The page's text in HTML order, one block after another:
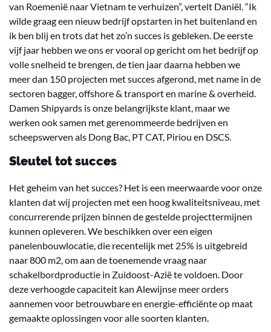
van Roemenië naar Vietnam te verhuizen”, vertelt Daniël. “Ik
wilde graag een nieuw bedrijf opstarten in het buitenland en
ik ben blij en trots dat het zo’n succes is gebleken. De eerste
vijf jaar hebben we ons er vooral op gericht om het bedrijf op
volle snelheid te brengen, de tien jaar daarna hebben we
meer dan 150 projecten met succes afgerond, met name in de
sectoren bagger, offshore & transport en marine & overheid.
Damen Shipyards is onze belangrijkste klant, maar we
werken ook samen met gerenommeerde bedrijven en
scheepswerven als Dong Bac, PT CAT, Piriou en DSCS.
Sleutel tot succes
Het geheim van het succes? Het is een meerwaarde voor onze
klanten dat wij projecten met een hoog kwaliteitsniveau, met
concurrerende prijzen binnen de gestelde projecttermijnen
kunnen opleveren. We beschikken over een eigen
panelenbouwlocatie, die recentelijk met 25% is uitgebreid
naar 800 m2, om aan de toenemende vraag naar
schakelbordproductie in Zuidoost-Azië te voldoen. Door
deze verhoogde capaciteit kan Alewijnse meer orders
aannemen voor betrouwbare en energie-efficiënte op maat
gemaakte oplossingen voor alle soorten klanten.